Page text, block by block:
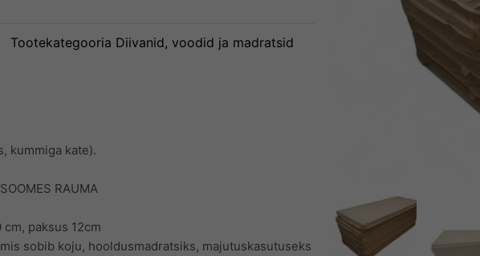
Tootekategooria Diivanid, voodid ja madratsid
kummiga kate).
RAUMA
paksus 12cm
sobib koju, hooldusmadratsiks, majutuskasutuseks